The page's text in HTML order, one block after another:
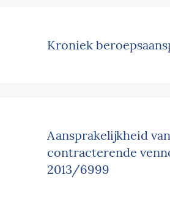
Kroniek
Aansprakelijkheid
contracterende
2013/6999